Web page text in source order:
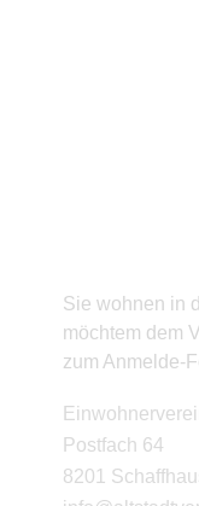
Sie wohnen in
möchtem dem
zum Anmelde-
Postfach 64
8201